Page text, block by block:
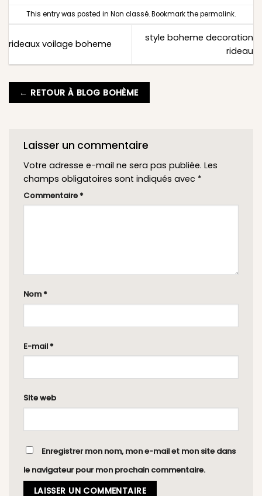
This entry was posted in Non classé. Bookmark thepermalink.
rideaux voilage boheme
style boheme decoration
rideau
← RETOUR À BLOG BOHÈME
Laisser un commentaire
Votre adresse e-mail ne sera pas publiée. Les
champs obligatoires sont indiqués avec *
Commentaire *
Nom *
E-mail *
Site web
Enregistrer mon nom, mon e-mail et mon site dans
le navigateur pour mon prochain commentaire.